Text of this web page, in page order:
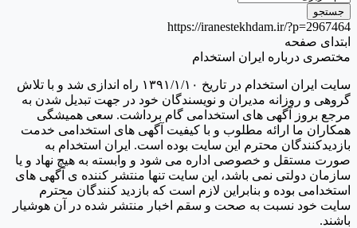
https://iranestekhdam.ir/?p=2967464
ابتدای صفحه
مختصری درباره ایران استخدام
سایت ایران استخدام در تاریخ ۱۳۹۱/۱/۱۰ راه اندازی شد و با تلاش
گروهی و روزانه مدیران و نویسندگان خود در جهت تبدیل شدن به
مرجع بروز آگهی های استخدامی گام برداشت. سعی همیشگی
همکاران ما ارائه مطلوب و با کیفیت آگهی های استخدامی خدمت
بازدیدکنندگان محترم این سایت بوده است. ایران استخدام به
صورت مستقل و خصوصی اداره می شود و وابسته به هیچ نهاد و یا
سازمان دولتی نمی باشد، این سایت تنها منتشر کننده ی آگهی های
استخدامی بوده و بنابراین لازم است که بازدید کنندگان محترم
سایت خود نسبت به صحت و سقم اخبار منتشر شده در آن هوشیار
باشند.